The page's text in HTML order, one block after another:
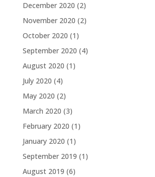
December 2020 (2)
November 2020 (2)
October 2020 (1)
September 2020 (4)
August 2020 (1)
July 2020 (4)
May 2020 (2)
March 2020 (3)
February 2020 (1)
January 2020 (1)
September 2019 (1)
August 2019 (6)